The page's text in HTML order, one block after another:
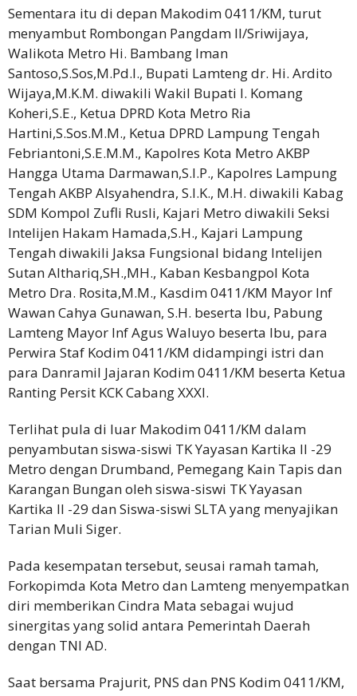
Sementara itu di depan Makodim 0411/KM, turut
menyambut Rombongan Pangdam II/Sriwijaya,
Walikota Metro Hi. Bambang Iman
Santoso,S.Sos,M.Pd.I., Bupati Lamteng dr. Hi. Ardito
Wijaya,M.K.M. diwakili Wakil Bupati I. Komang
Koheri,S.E., Ketua DPRD Kota Metro Ria
Hartini,S.Sos.M.M., Ketua DPRD Lampung Tengah
Febriantoni,S.E.M.M., Kapolres Kota Metro AKBP
Hangga Utama Darmawan,S.I.P., Kapolres Lampung
Tengah AKBP Alsyahendra, S.I.K., M.H. diwakili Kabag
SDM Kompol Zufli Rusli, Kajari Metro diwakili Seksi
Intelijen Hakam Hamada,S.H., Kajari Lampung
Tengah diwakili Jaksa Fungsional bidang Intelijen
Sutan Althariq,SH.,MH., Kaban Kesbangpol Kota
Metro Dra. Rosita,M.M., Kasdim 0411/KM Mayor Inf
Wawan Cahya Gunawan, S.H. beserta Ibu, Pabung
Lamteng Mayor Inf Agus Waluyo beserta Ibu, para
Perwira Staf Kodim 0411/KM didampingi istri dan
para Danramil Jajaran Kodim 0411/KM beserta Ketua
Ranting Persit KCK Cabang XXXI.
Terlihat pula di luar Makodim 0411/KM dalam
penyambutan siswa-siswi TK Yayasan Kartika ll -29
Metro dengan Drumband, Pemegang Kain Tapis dan
Karangan Bungan oleh siswa-siswi TK Yayasan
Kartika ll -29 dan Siswa-siswi SLTA yang menyajikan
Tarian Muli Siger.
Pada kesempatan tersebut, seusai ramah tamah,
Forkopimda Kota Metro dan Lamteng menyempatkan
diri memberikan Cindra Mata sebagai wujud
sinergitas yang solid antara Pemerintah Daerah
dengan TNI AD.
Saat bersama Prajurit, PNS dan PNS Kodim 0411/KM,